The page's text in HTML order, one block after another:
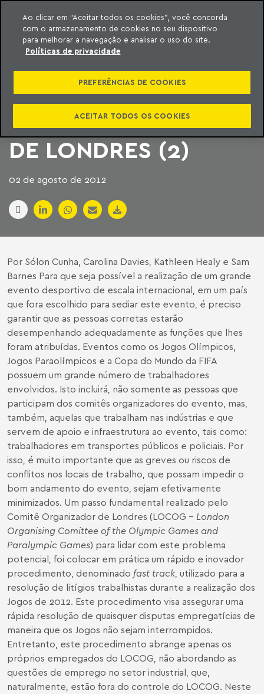
o conteúdo
Machado Meyer
O QUE O BRASIL
PODE APRENDER
COM AS OLIMPÍADAS
DE LONDRES (2)
02 de agosto de 2012
Por Sólon Cunha, Carolina Davies, Kathleen Healy e Sam
Barnes Para que seja possível a realização de um grande
evento desportivo de escala internacional, em um país
que fora escolhido para sediar este evento, é preciso
garantir que as pessoas corretas estarão
desempenhando adequadamente as funções que lhes
foram atribuídas. Eventos como os Jogos Olímpicos,
Jogos Paraolímpicos e a Copa do Mundo da FIFA
possuem um grande número de trabalhadores
envolvidos. Isto incluirá, não somente as pessoas que
participam dos comitês organizadores do evento, mas,
também, aquelas que trabalham nas indústrias e que
servem de apoio e infraestrutura ao evento, tais como:
trabalhadores em transportes públicos e policiais. Por
isso, é muito importante que as greves ou riscos de
conflitos nos locais de trabalho, que possam impedir o
bom andamento do evento, sejam efetivamente
minimizados. Um passo fundamental realizado pelo
Comitê Organizador de Londres (LOCOG - London
Organising Comittee of the Olympic Games and
Paralympic Games) para lidar com este problema
potencial, foi colocar em prática um rápido e inovador
procedimento, denominado fast track, utilizado para a
resolução de litígios trabalhistas durante a realização dos
Jogos de 2012. Este procedimento visa assegurar uma
rápida resolução de quaisquer disputas empregatícias de
maneira que os Jogos não sejam interrompidos.
Entretanto, este procedimento abrange apenas os
próprios empregados do LOCOG, não abordando as
questões de emprego no setor industrial, que,
naturalmente, estão fora do controle do LOCOG. Neste
Ao clicar em “Aceitar todos os cookies”, você concorda
com o armazenamento de cookies no seu dispositivo
para melhorar a navegação e analisar o uso do site.
Políticas de privacidade
PREFERÊNCIAS DE COOKIES
ACEITAR TODOS OS COOKIES